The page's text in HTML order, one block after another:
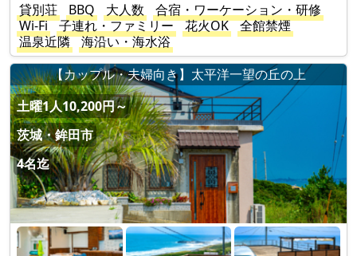
貸別荘
BBQ 大人数
合宿・ワーケーション・研修
Wi-Fi
子連れ・ファミリー 花火OK
全館禁煙
温泉近隣
海沿い・海水浴
【カップル・夫婦向き】太平洋一望の丘の上
土曜1人10,200円～
茨城・鉾田市
4名迄